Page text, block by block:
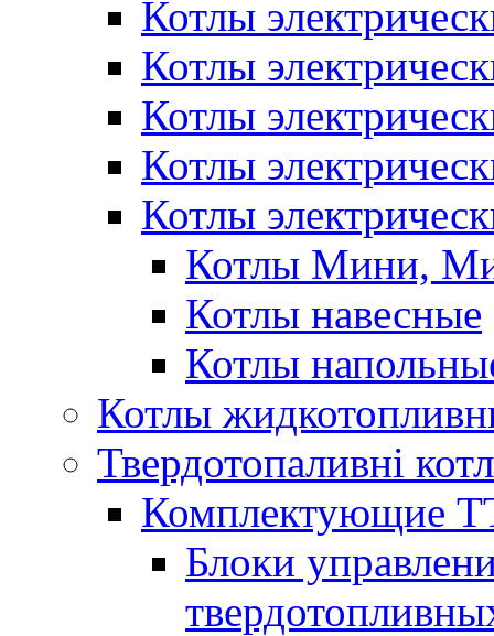
Котлы
Котлы
Котлы
Котлы
Котлы
Котлы Мини,
Котлы навесные
Котлы
Котлы
Твердотопаливні
Комплектующие
Блоки